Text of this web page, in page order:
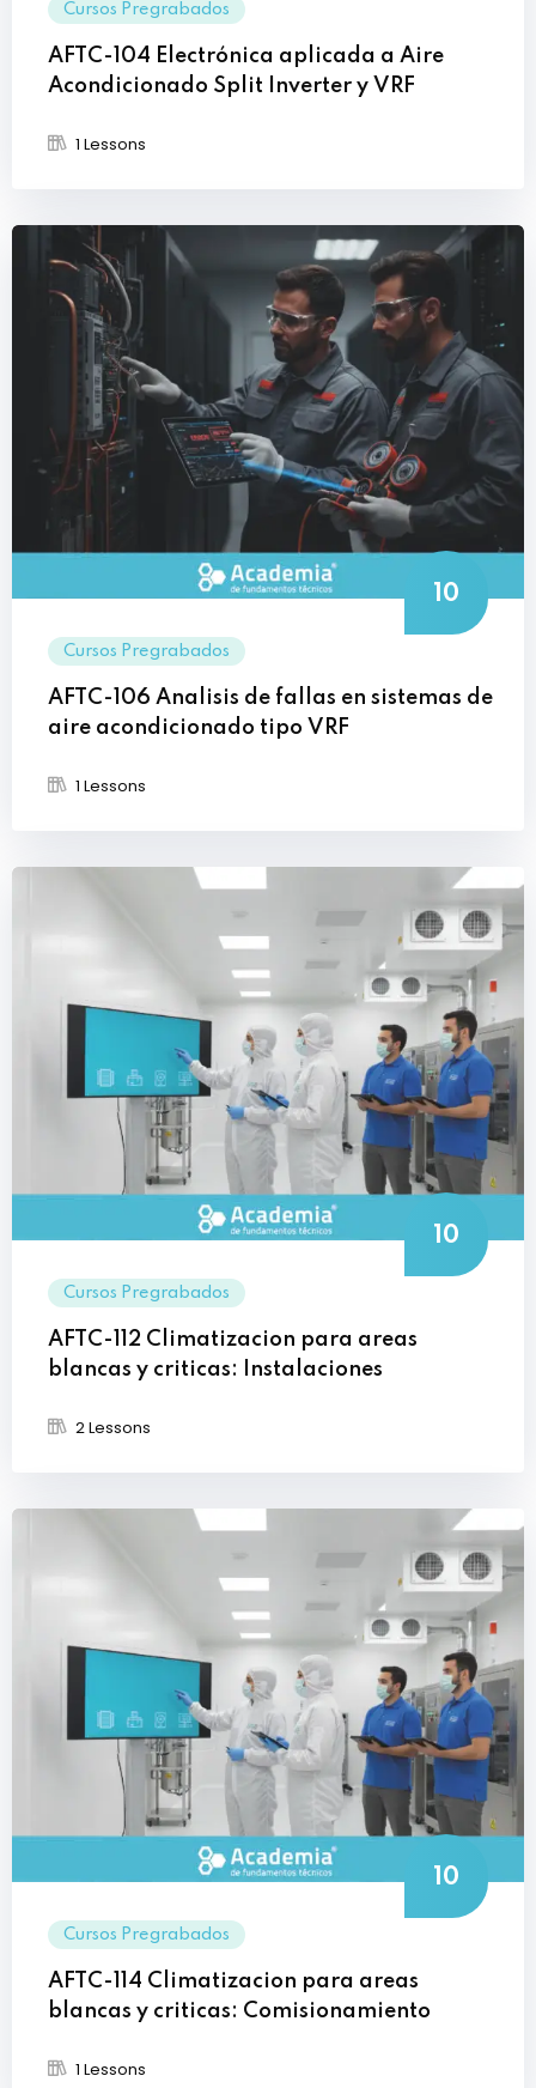
Cursos Pregrabados
AFTC-104 Electrónica aplicada a Aire
Acondicionado Split Inverter y VRF
1 Lessons
10
Cursos Pregrabados
AFTC-106 Analisis de fallas en sistemas de
aire acondicionado tipo VRF
1 Lessons
10
Cursos Pregrabados
AFTC-112 Climatizacion para areas
blancas y criticas: Instalaciones
2 Lessons
10
Cursos Pregrabados
AFTC-114 Climatizacion para areas
blancas y criticas: Comisionamiento
1 Lessons